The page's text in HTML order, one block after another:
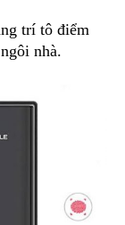
trí tô điểm
nhà.